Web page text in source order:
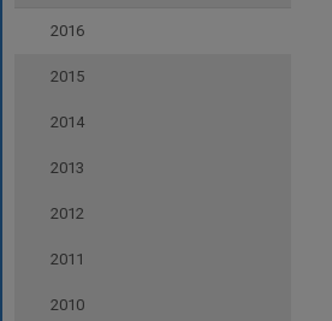
2016
2015
2014
2013
2012
2011
2010